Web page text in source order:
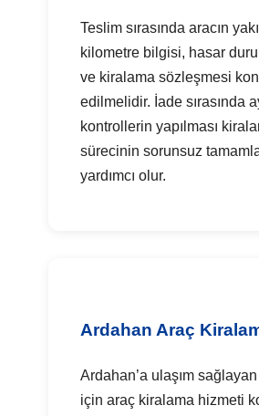
Teslim sırasında aracın
kilometre bilgisi, hasar
ve kiralama sözleşmesi
edilmelidir. İade sırasında
kontrollerin yapılması
sürecinin sorunsuz
yardımcı olur.
Ardahan Araç
Ardahan’a ulaşım
için araç kiralama hizmeti